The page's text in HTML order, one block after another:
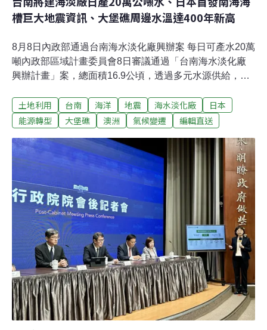
槽巨大地震資訊、大堡礁周邊水溫達400年新高
8月8日內政部通過台南海水淡化廠興辦案 每日可產水20萬
噸內政部區域計畫委員會8日審議通過「台南海水淡化廠
興辦計畫」案，總面積16.9公頃，透過多元水源供給，預
源調度彈性及供水韌性。（中央社報導）桃捷綠線第3次
環差報告 通過環評專案小組初審桃園市捷運工程局8日
評專案小組初審，後續將修正後提報環評大會審查。桃園
捷工局局長劉慶豐說，這次環評變更主要是配合這些陸續
核定的軌道建設，以及都市開發規劃等因素，重新預估土
石方數量。目前，桃捷綠線整體施工進度已超過57%。
（中央社報導）
土地利用 台南 海洋 地震 海水淡化廠
日本
能源轉型
大堡礁 澳洲 氣候變遷 編輯直送